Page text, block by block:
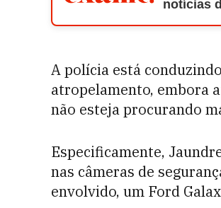
notícias
A polícia está
atropelamento, embora
não esteja procurando
Especificamente,
nas câmeras de
envolvido, um Ford